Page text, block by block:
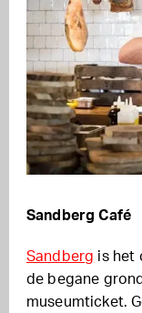
Sandberg Café
Sandberg is het
de begane
museumticket.